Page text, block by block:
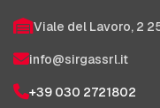
Viale del Lavoro, 2
info@sirgassrl.it
+39 030 2721802